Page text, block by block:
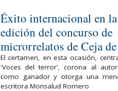
Éxito internacional en
edición del concurso de
microrrelatos de Ceja
El certamen, en esta ocasión,
'Voces del terror', corona al
como ganador y otorga una
escritora Monsalud Romero